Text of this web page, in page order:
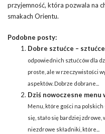
przyjemność, która pozwala na
smakach Orientu.
Podobne posty:
Dobre sztućce –
odpowiednich sztućców dla
proste, ale w rzeczywistości
aspektów. Dobrze dobrane...
Dziś nowoczesne
Menu, które gości na
się, stało się bardziej zdrowe,
niezdrowe składniki, które...